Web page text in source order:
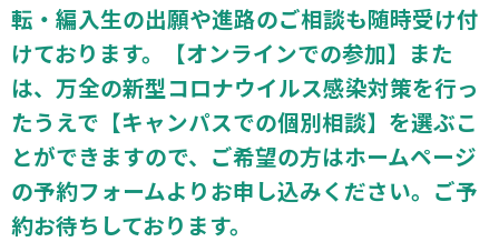
転・編入生の出願や進路のご相談も随時受け付
けております。【オンラインでの参加】また
は、万全の新型コロナウイルス感染対策を行っ
たうえで【キャンパスでの個別相談】を選ぶこ
とができますので、ご希望の方はホームページ
の予約フォームよりお申し込みください。ご予
約お待ちしております。